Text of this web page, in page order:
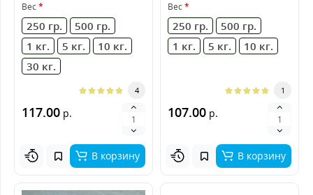
Вес
250 гр.
500 гр.
1 кг.
5 кг.
10 кг.
30 кг.
4
117.00 р.
В корзину
Вес
250 гр.
500 гр.
1 кг.
5 кг. 10 кг.
1
107.00 р.
В корзину